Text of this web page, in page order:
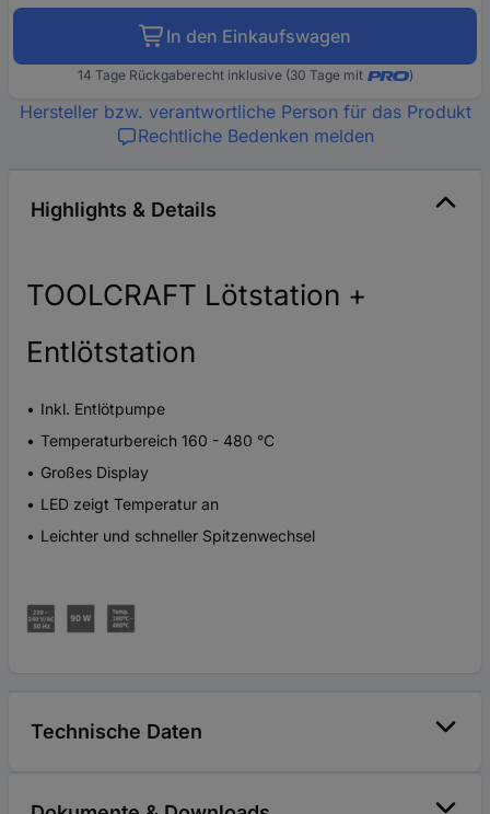
In den Einkaufswagen
14 Tage Rückgaberecht inklusive (30 Tage mit )
Hersteller bzw. verantwortliche Person für das Produkt
Rechtliche Bedenken melden
Highlights & Details
TOOLCRAFT Lötstation +
Entlötstation
Inkl. Entlötpumpe
Temperaturbereich 160 - 480 °C
Großes Display
LED zeigt Temperatur an
Leichter und schneller Spitzenwechsel
Technische Daten